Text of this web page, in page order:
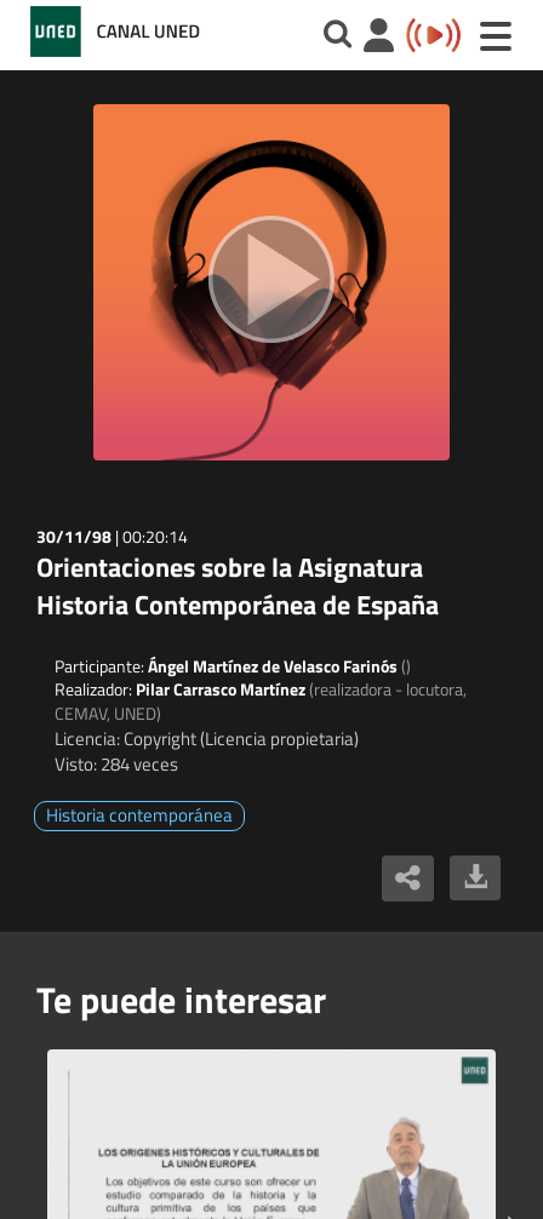
Toggle
30/11/98|00:20:14
Orientaciones sobre la Asignatura
Historia Contemporánea de España
Participante:Ángel Martínez de Velasco Farinós()
Realizador: Pilar Carrasco Martínez(realizadora - locutora,
CEMAV, UNED)
Licencia: Copyright (Licencia propietaria)
Visto: 284 veces
Historia contemporánea
Te puede interesar